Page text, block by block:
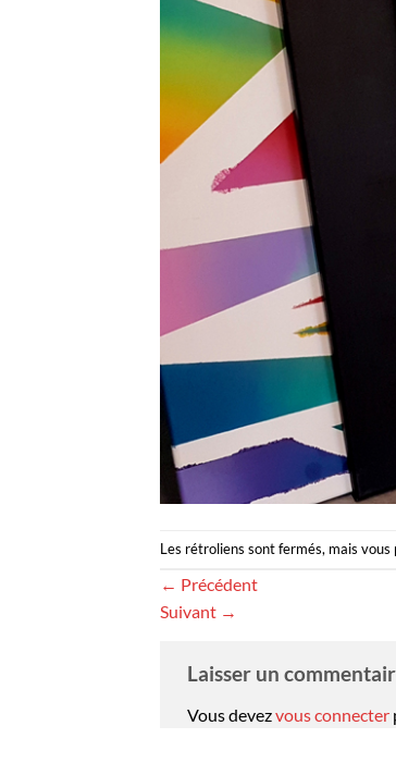
Les rétroliens sont fermés, mais vous
← Précédent
Suivant →
Laisser un
Vous devezvous connecter